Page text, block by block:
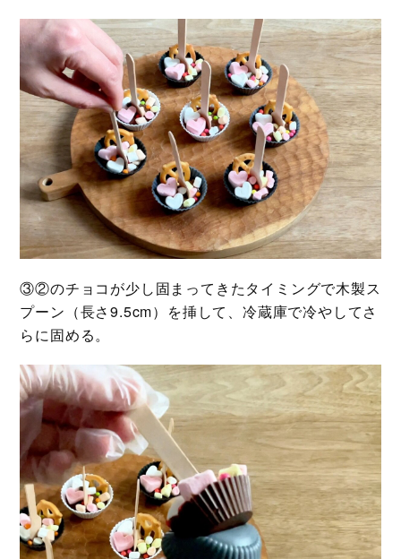
③②のチョコが少し固まってきたタイミングで木製ス
プーン（長さ9.5cm）を挿して、冷蔵庫で冷やしてさ
らに固める。